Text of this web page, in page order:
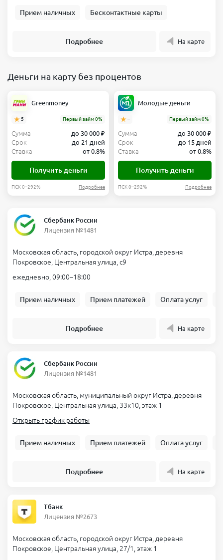
Прием наличных Бесконтактные карты
Подробнее На карте
Деньги на карту без процентов
Greenmoney
5 Первый займ 0%
Сумма
до 30 000 ₽
Срок
до 21 дней
Ставка
от 0.8%
Получить деньги
ПСК 0–292% Подробнее
Молодые деньги
– Первый займ 0%
Сумма
до 30 000 ₽
Срок
до 15 дней
Ставка
от 0.8%
Получить деньги
ПСК 0–292% Подробнее
Сбербанк России
Лицензия №1481
Московская область, городской округ Истра, деревня
Покровское, Центральная улица, с9
ежедневно, 09:00–18:00
Прием наличных Прием платежей Оплата услуг
Подробнее На карте
Сбербанк России
Лицензия №1481
Московская область, муниципальный округ Истра, деревня
Покровское, Центральная улица, 33к10, этаж 1
Открыть график работы
Прием наличных Прием платежей Оплата услуг
Подробнее На карте
Тбанк
Лицензия №2673
Московская область, городской округ Истра, деревня
Покровское, Центральная улица, 27/1, этаж 1